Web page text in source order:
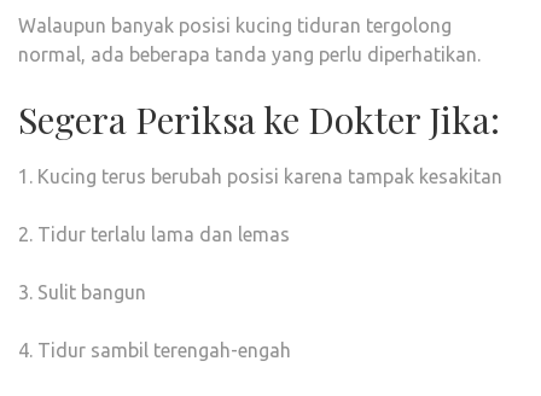
Walaupun banyak posisi kucing tiduran tergolong
normal, ada beberapa tanda yang perlu diperhatikan.
Segera Periksa ke Dokter Jika:
1. Kucing terus berubah posisi karena tampak kesakitan
2. Tidur terlalu lama dan lemas
3. Sulit bangun
4. Tidur sambil terengah-engah